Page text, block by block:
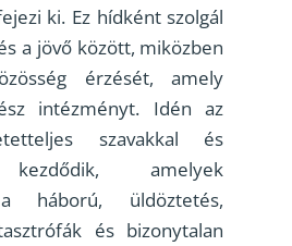
ki. Ez hídként szolgál
a jövő között, miközben
érzését, amely
intézményt. Idén az
szavakkal és
kezdődik, amelyek
háború, üldöztetés,
és bizonytalan